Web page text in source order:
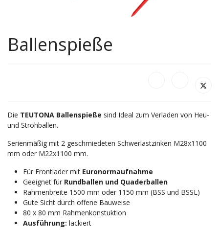
Ballenspieße
Die TEUTONA Ballenspieße sind Ideal zum Verladen von Heu-
und Strohballen.
Serienmäßig mit 2 geschmiedeten Schwerlastzinken M28x1100
mm oder M22x1100 mm.
Für Frontlader mit Euronormaufnahme
Geeignet für Rundballen und Quaderballen
Rahmenbreite 1500 mm oder 1150 mm (BSS und BSSL)
Gute Sicht durch offene Bauweise
80 x 80 mm Rahmenkonstuktion
Ausführung: lackiert